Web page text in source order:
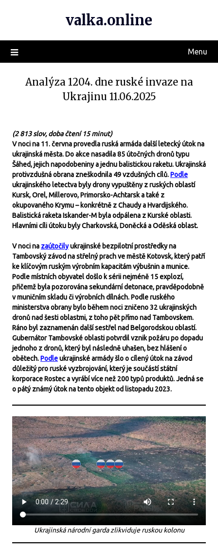
valka.online
Menu
Analýza 1204. dne ruské invaze na
Ukrajinu 11.06.2025
(2 813 slov, doba čtení 15 minut)
V noci na 11. června provedla ruská armáda další letecký útok na
ukrajinská města. Do akce nasadila 85 útočných dronů typu
Šáhed, jejich napodobeniny a jednu balistickou raketu. Ukrajinská
protivzdušná obrana zneškodnila 49 vzdušných cílů.Podle
ukrajinského letectva byly drony vypuštěny z ruských oblastí
Kursk, Orel, Millerovo, Primorsko-Achtarsk a také z
okupovaného Krymu – konkrétně z Chaudy a Hvardijského.
Balistická raketa Iskander-M byla odpálena z Kurské oblasti.
Hlavními cíli útoku byly Charkovská, Doněcká a Oděská oblast.
V noci na zaútočilyukrajinské bezpilotní prostředky na
Tambovský závod na střelný prach ve městě Kotovsk, který patří
ke klíčovým ruským výrobním kapacitám výbušnin a munice.
Podle místních obyvatel došlo k sérii nejméně 15 explozí,
přičemž byla pozorována sekundární detonace, pravděpodobně
v muničním skladu či výrobních dílnách. Podle ruského
ministerstva obrany bylo během noci zničeno 32 ukrajinských
dronů nad šesti oblastmi, z toho pět přímo nad Tambovskem.
Ráno byl zaznamenán další sestřel nad Belgorodskou oblastí.
Gubernátor Tambovské oblasti potvrdil vznik požáru po dopadu
jednoho z dronů, který byl následně uhašen, bez hlášení o
obětech.Podleukrajinské armády šlo o cílený útok na závod
důležitý pro ruské vyzbrojování, který je součástí státní
korporace Rostec a vyrábí více než 200 typů produktů. Jedná se
o pátý známý útok na tento objekt od listopadu 2023.
Ukrajinská národní garda zlikviduje ruskou kolonu